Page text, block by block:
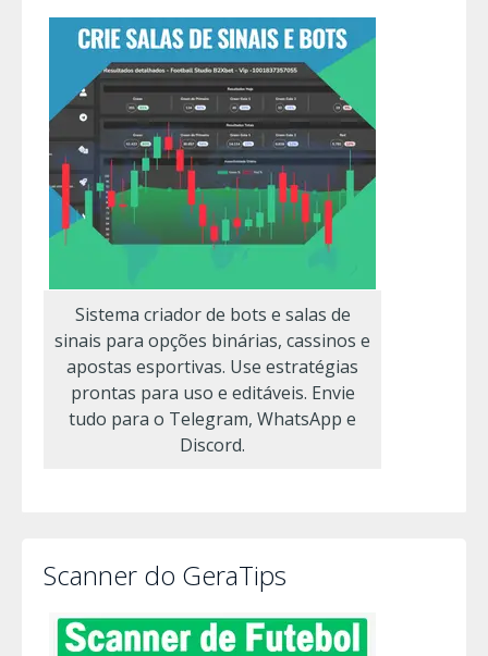
Sistema criador de bots e salas de
sinais para opções binárias, cassinos e
apostas esportivas. Use estratégias
prontas para uso e editáveis. Envie
tudo para o Telegram, WhatsApp e
Discord.
Scanner do GeraTips